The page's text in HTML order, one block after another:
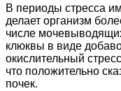
В периоды стресса
делает организм
числе
клюквы в виде
окислительный
что положительно
почек.